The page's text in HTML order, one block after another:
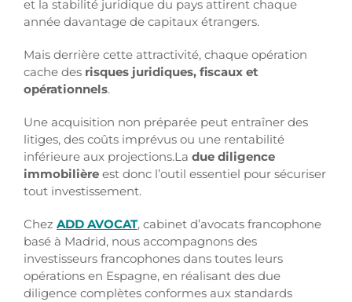
et la stabilité juridique du pays attirent chaque
année davantage de capitaux étrangers.
Mais derrière cette attractivité, chaque opération
cache des risques juridiques, fiscaux et
opérationnels.
Une acquisition non préparée peut entraîner des
litiges, des coûts imprévus ou une rentabilité
inférieure aux projections.La due diligence
immobilière est donc l’outil essentiel pour sécuriser
tout investissement.
Chez ADD AVOCAT, cabinet d’avocats francophone
basé à Madrid, nous accompagnons des
investisseurs francophones dans toutes leurs
opérations en Espagne, en réalisant des due
diligence complètes conformes aux standards